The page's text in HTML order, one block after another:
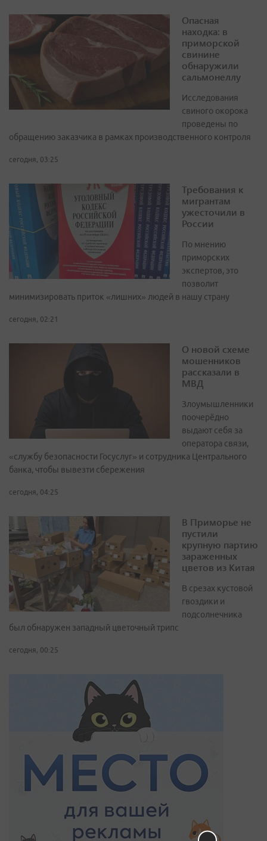
Опасная
находка: в
приморской
свинине
обнаружили
сальмонеллу
Исследования
свиного окорока
проведены по
обращению заказчика в рамках производственного контроля
сегодня, 03:25
Требования к
мигрантам
ужесточили в
России
По мнению
приморских
экспертов, это
позволит
минимизировать приток «лишних» людей в нашу страну
сегодня, 02:21
О новой схеме
мошенников
рассказали в
МВД
Злоумышленники
поочерёдно
выдают себя за
оператора связи,
«службу безопасности Госуслуг» и сотрудника Центрального
банка, чтобы вывезти сбережения
сегодня, 04:25
В Приморье не
пустили
крупную партию
зараженных
цветов из Китая
В срезах кустовой
гвоздики и
подсолнечника
был обнаружен западный цветочный трипс
сегодня, 00:25